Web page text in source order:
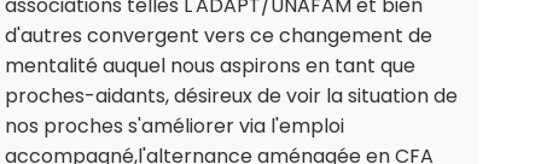
d'autres convergent vers ce changement de
mentalité auquel nous aspirons en tant que
proches-aidants, désireux de voir la situation de
nos proches s'améliorer via l'emploi
accompagné,l'alternance aménagée en CFA